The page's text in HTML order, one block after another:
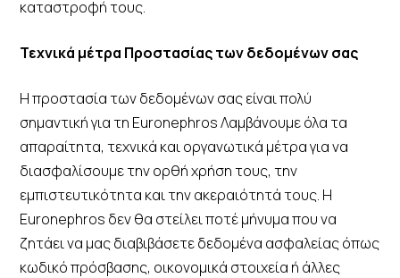
καταστροφή τους.
Τεχνικά μέτρα Προστασίας των δεδομένων σας
Η προστασία των δεδομένων σας είναι πολύ
σημαντική για τη Euronephros Λαμβάνουμε όλα τα
απαραίτητα, τεχνικά και οργανωτικά μέτρα για να
διασφαλίσουμε την ορθή χρήση τους, την
εμπιστευτικότητα και την ακεραιότητά τους. Η
Euronephros δεν θα στείλει ποτέ μήνυμα που να
ζητάει να μας διαβιβάσετε δεδομένα ασφαλείας όπως
κωδικό πρόσβασης, οικονομικά στοιχεία ή άλλες